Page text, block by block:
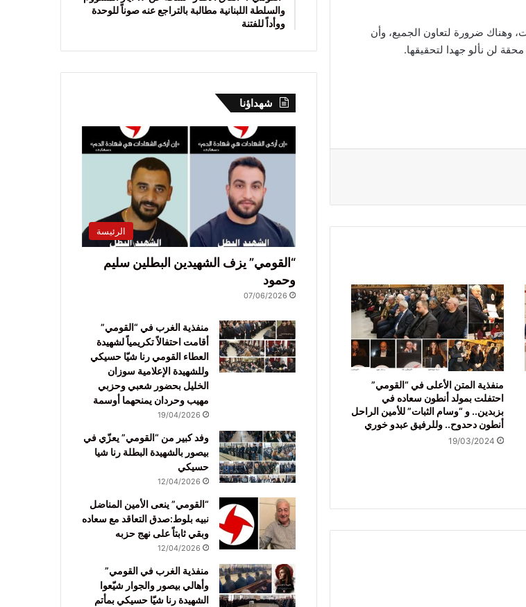
وهناك ضرورة لتعاون الجميع، وأن
لن نألو جهدا لتحقيقها.
منفذية المتن الأعلى في “القومي”
احتفلت بمولد أنطون سعاده في
بزبدين.. و “وسام الثبات” للأمين الراحل
أنطون دحدوح.. وللرفيق عبدو خوري
19/03/2024
والسلطة اللبنانية مطالبة بالتراجع عنه صوناً للوحدة
ووأداً للفتنة
شهداؤنا
الرئيسة
“القومي” يزف الشهيدين البطلين سليم
وحمود
07/06/2026
منفذية الغرب في “القومي”
أقامت احتفالاً تكريمياً لشهيدة
العطاء القومي رنا شيّا حسيكي
وللشهيدة الإعلامية سوزان
الخليل بحضور شعبي وحزبي
مهيب وحردان يمنحهما أوسمة
19/04/2026
وفد كبير من “القومي” يعزّي في
بيصور بالشهيدة البطلة رنا شيا
حسيكي
12/04/2026
“القومي” ينعى الأمين المناضل
نبيه بلوط:صدق التعاقد مع سعاده
وبقي ثابتاً على نهج حزبه
12/04/2026
منفذية الغرب في القومي”
وأهالي بيصور والجوار شيّعوا
الشهيدة رنا شيّا حسيكي بمأتم